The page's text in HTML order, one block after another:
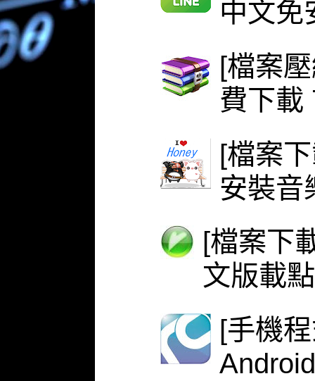
中文免
[檔案
費下載
[檔案
安裝音
[檔案下
文版載點
[手機
Android